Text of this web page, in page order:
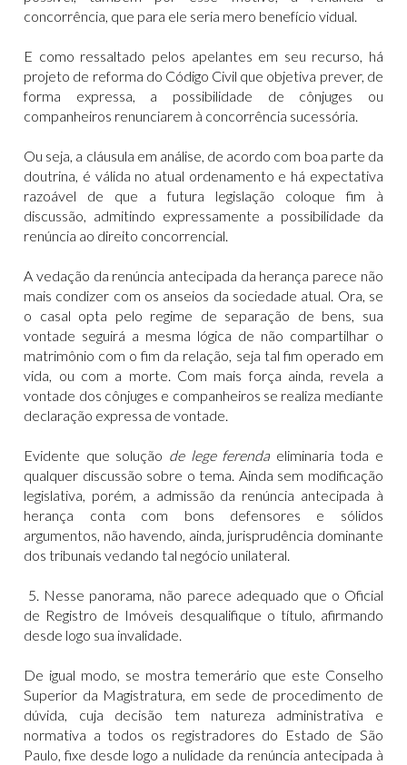
concorrência, que para ele seria mero benefício vidual.
E como ressaltado pelos apelantes em seu recurso, há
projeto de reforma do Código Civil que objetiva prever, de
forma expressa, a possibilidade de cônjuges ou
companheiros renunciarem à concorrência sucessória.
Ou seja, a cláusula em análise, de acordo com boa parte da
doutrina, é válida no atual ordenamento e há expectativa
razoável de que a futura legislação coloque fim à
discussão, admitindo expressamente a possibilidade da
renúncia ao direito concorrencial.
A vedação da renúncia antecipada da herança parece não
mais condizer com os anseios da sociedade atual. Ora, se
o casal opta pelo regime de separação de bens, sua
vontade seguirá a mesma lógica de não compartilhar o
matrimônio com o fim da relação, seja tal fim operado em
vida, ou com a morte. Com mais força ainda, revela a
vontade dos cônjuges e companheiros se realiza mediante
declaração expressa de vontade.
Evidente que solução de lege ferenda eliminaria toda e
qualquer discussão sobre o tema. Ainda sem modificação
legislativa, porém, a admissão da renúncia antecipada à
herança conta com bons defensores e sólidos
argumentos, não havendo, ainda, jurisprudência dominante
dos tribunais vedando tal negócio unilateral.
5. Nesse panorama, não parece adequado que o Oficial
de Registro de Imóveis desqualifique o título, afirmando
desde logo sua invalidade.
De igual modo, se mostra temerário que este Conselho
Superior da Magistratura, em sede de procedimento de
dúvida, cuja decisão tem natureza administrativa e
normativa a todos os registradores do Estado de São
Paulo, fixe desde logo a nulidade da renúncia antecipada à